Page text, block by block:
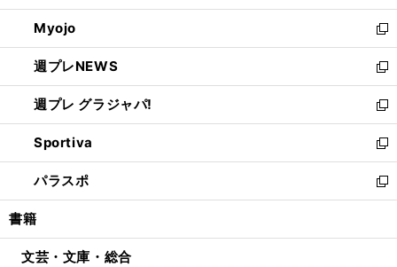
開
く
ウ
で
開
く
ン
ド
ウ
で
開
く
ウ
ィ
ン
ド
ウ
で
開
く
Myojo
新
し
い
ウ
ィ
ン
ド
ウ
で
開
週プレNEWS
新
し
い
ウ
ィ
ン
ド
ウ
開
週プレ グラジャパ!
新
し
い
ウ
ィ
ン
ウ
Sportiva
新
し
い
ウ
ン
パラスポ
新
し
ウ
書籍
文芸・文庫・総合